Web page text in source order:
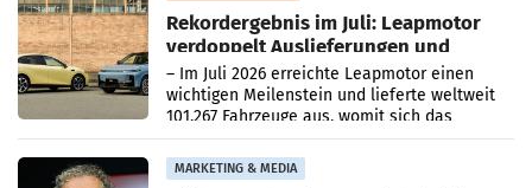
Rekordergebnis im Juli: Leapmotor
verdoppelt Auslieferungen und
überschreitet die 100.000er-Marke
– Im Juli 2026 erreichte Leapmotor einen
wichtigen Meilenstein und lieferte weltweit
101.267 Fahrzeuge aus, womit sich das
Ergebnis gegenüber Juli 2025 mehr als
verdoppelte (+102
MARKETING & MEDIA